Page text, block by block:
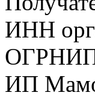
ИНН
ОГРНИП
ИП